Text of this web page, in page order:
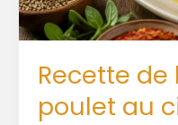
Recette
poulet au